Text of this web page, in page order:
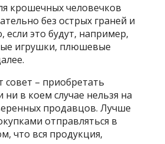
крошечных человечков
без острых граней и
если это будут, например,
игрушки, плюшевые
– приобретать
в коем случае нельзя на
продавцов. Лучше
отправляться в
что вся продукция,